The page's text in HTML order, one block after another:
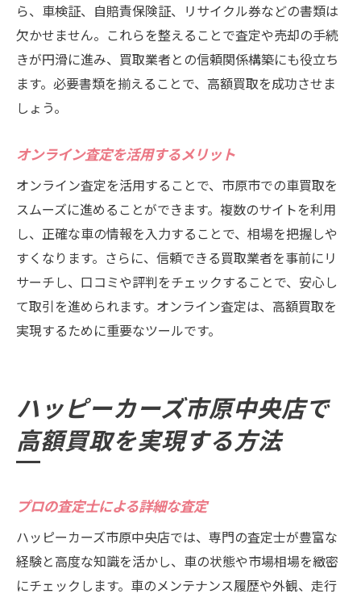
プロのアドバイスを受ける
車買取の専門店ハッピーカーズが選ばれる理由
豊富な実績と経験
プロの査定士による正確な査定
高評価の口コミとレビュー
お客様第一のサービス精神
市原市で高額車買取を狙うなら必見の情報
最新の買取相場をチェックする
高額買取のための準備方法
信頼できる業者の見極め方
手続きの流れと必要な書類
ら、車検証、自賠責保険証、リサイクル券などの書類は
欠かせません。これらを整えることで査定や売却の手続
きが円滑に進み、買取業者との信頼関係構築にも役立ち
ます。必要書類を揃えることで、高額買取を成功させま
しょう。
オンライン査定を活用するメリット
オンライン査定を活用することで、市原市での車買取を
スムーズに進めることができます。複数のサイトを利用
し、正確な車の情報を入力することで、相場を把握しや
すくなります。さらに、信頼できる買取業者を事前にリ
サーチし、口コミや評判をチェックすることで、安心し
て取引を進められます。オンライン査定は、高額買取を
実現するために重要なツールです。
ハッピーカーズ市原中央店で
高額買取を実現する方法
プロの査定士による詳細な査定
ハッピーカーズ市原中央店では、専門の査定士が豊富な
経験と高度な知識を活かし、車の状態や市場相場を緻密
にチェックします。車のメンテナンス履歴や外観、走行